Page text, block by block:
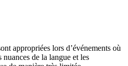
appropriées lors d’événements où
de la langue et les